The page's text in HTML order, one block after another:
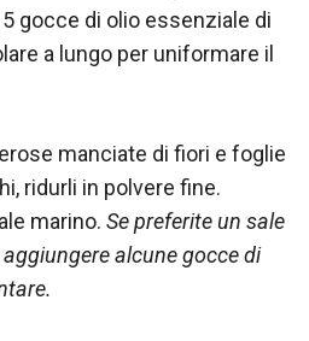
gocce di olio essenziale di
a lungo per uniformare il
manciate di fiori e foglie
ridurli in polvere fine.
marino. Se preferite un sale
alcune gocce di